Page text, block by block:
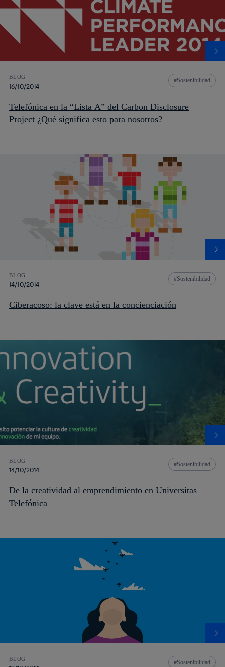
BLOG
16/10/2014
Sostenibilidad
Telefónica en la “Lista A” del Carbon Disclosure
Project ¿Qué significa esto para nosotros?
BLOG
14/10/2014
Sostenibilidad
Ciberacoso: la clave está en la concienciación
BLOG
14/10/2014
Sostenibilidad
De la creatividad al emprendimiento en Universitas
Telefónica
BLOG Sostenibilidad